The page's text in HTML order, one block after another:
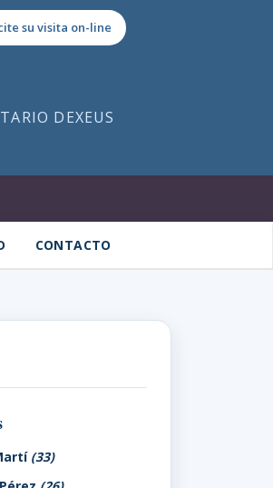
su visita on-line
DEXEUS
CONTACTO
(33)